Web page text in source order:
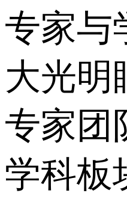
专家与
大光明
专家团
学科板